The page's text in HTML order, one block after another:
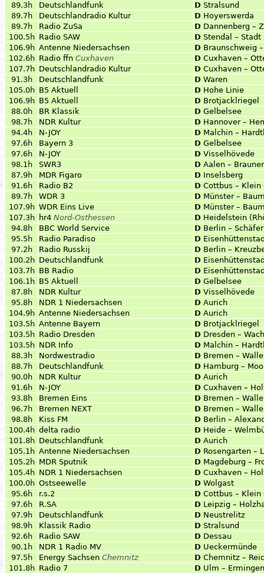
89.3h
Deutschlandfunk D Stralsund
89.7h
Deutschlandradio Kultur D Hoyerswerda
89.7h
Radio ZuSa D Dannenberg –
100.5h Radio SAW D Stendal – Stadt
106.9h Antenne Niedersachsen D Braunschweig
102.6h Radio ffn Cuxhaven D Cuxhaven –
107.7h Deutschlandradio Kultur D Cuxhaven –
91.3h
Deutschlandfunk D Waren
105.0h B5 Aktuell D Hohe Linie
106.9h B5 Aktuell D Brotjacklriegel
88.0h
BR Klassik D Gelbelsee
98.7h
NDR Kultur D Hannover –
94.4h
N-JOY D Malchin –
97.6h
Bayern 3 D Gelbelsee
97.6h
N-JOY D Visselhövede
98.1h
SWR3 D Aalen –
87.9h
MDR Figaro D Inselsberg
91.6h
Radio B2 D Cottbus – Klein
89.7h
WDR 3 D Münster –
107.9h WDR Eins Live D Münster –
107.3h
hr4 Nord-Osthessen D Heidelstein
94.8h
BBC World Service D Berlin –
95.5h
Radio Paradiso D
97.2h
Radio Russkij D Berlin –
100.2h Deutschlandfunk D
103.7h BB Radio D
106.1h B5 Aktuell D Gelbelsee
87.8h
NDR Kultur D Visselhövede
95.8h
NDR 1 Niedersachsen D Aurich
104.9h Antenne Niedersachsen D Aurich
103.5h Antenne Bayern D Brotjacklriegel
103.5h Radio Dresden D Dresden –
103.5h NDR Info D Malchin –
88.3h
Nordwestradio D Bremen – Walle
88.7h
Deutschlandfunk D Hamburg –
90.0h
NDR Kultur D Aurich
91.6h
N-JOY D Cuxhaven –
93.8h
Bremen Eins D Bremen – Walle
96.7h
Bremen NEXT D Bremen – Walle
98.8h
Kiss FM D Berlin –
100.4h delta radio D Heide –
101.8h Deutschlandfunk D Aurich
105.1h Antenne Niedersachsen D Rosengarten –
105.2h MDR Sputnik D Magdeburg –
105.4h NDR 1 Niedersachsen D Cuxhaven –
100.0h Ostseewelle D Wolgast
95.6h
r.s.2 D Cottbus – Klein
97.6h
R.SA D Leipzig –
97.9h
Deutschlandfunk D Neustrelitz
98.9h
Klassik Radio D Stralsund
92.6h
Radio SAW D Dessau
90.1h
NDR 1 Radio MV D Ueckermünde
97.5h
Energy Sachsen Chemnitz D Chemnitz –
101.8h Radio 7 D Ulm – Ermingen